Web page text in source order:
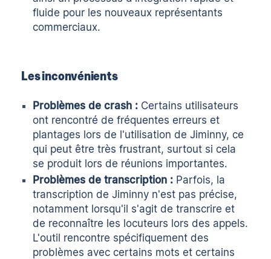
fluide pour les nouveaux représentants
commerciaux.
Les inconvénients
Problèmes de crash : Certains utilisateurs
ont rencontré de fréquentes erreurs et
plantages lors de l'utilisation de Jiminny, ce
qui peut être très frustrant, surtout si cela
se produit lors de réunions importantes.
Problèmes de transcription : Parfois, la
transcription de Jiminny n'est pas précise,
notamment lorsqu'il s'agit de transcrire et
de reconnaître les locuteurs lors des appels.
L'outil rencontre spécifiquement des
problèmes avec certains mots et certains